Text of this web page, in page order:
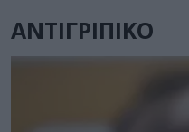
ΑΝΤΙΓΡΙΠΙΚΟ